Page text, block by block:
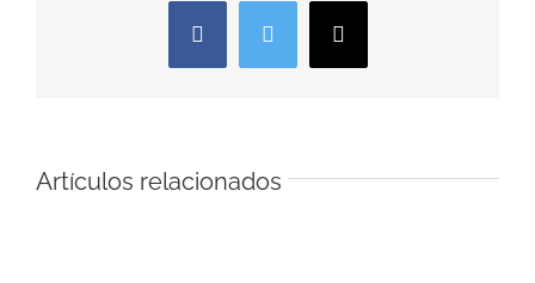
FacebookTwitter
Correo
electrónico
Artículos relacionados